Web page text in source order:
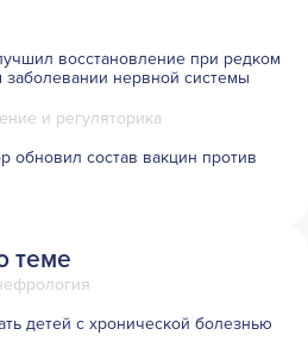
восстановление при редком
заболевании нервной системы
и регуляторика
обновил состав вакцин против
теме
детей с хронической болезнью